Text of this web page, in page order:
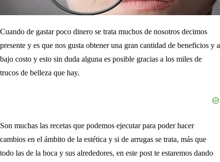
Cuando de gastar poco dinero se trata muchos de nosotros decimos
presente y es que nos gusta obtener una gran cantidad de beneficios y a
bajo costo y esto sin duda alguna es posible gracias a los miles de
trucos de belleza que hay.
Son muchas las recetas que podemos ejecutar para poder hacer
cambios en el ámbito de la estética y si de arrugas se trata, más que
todo las de la boca y sus alrededores, en este post te estaremos dando